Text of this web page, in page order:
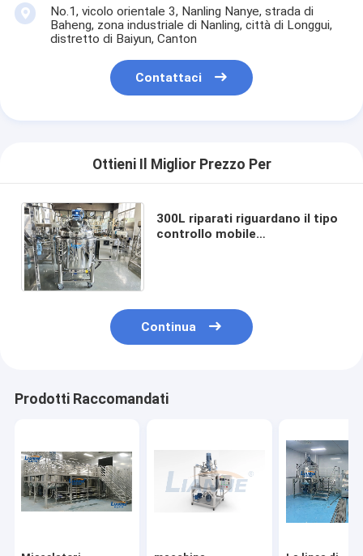
No.1, vicolo orientale 3, Nanling Nanye, strada di
Baheng, zona industriale di Nanling, città di Longgui,
distretto di Baiyun, Canton
Contattaci
Ottieni Il Miglior Prezzo Per
300L riparati riguardano il tipo
controllo mobile
Continua
Prodotti Raccomandati